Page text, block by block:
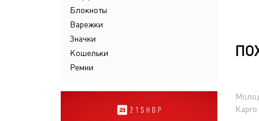
Блокноты
Варежки
Значки
Кошельки
Ремни
Карго